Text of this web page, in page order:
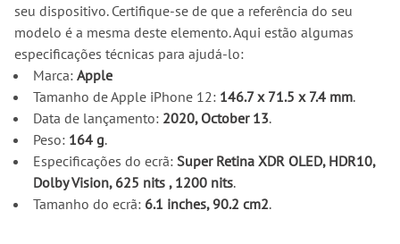
seu dispositivo. Certifique-se de que a referência do seu
modelo é a mesma deste elemento. Aqui estão algumas
especificações técnicas para ajudá-lo:
Marca: Apple
Tamanho de Apple iPhone 12: 146.7 x 71.5 x 7.4 mm.
Data de lançamento: 2020, October 13.
Peso: 164 g.
Especificações do ecrã: Super Retina XDR OLED, HDR10,
Dolby Vision, 625 nits , 1200 nits.
Tamanho do ecrã: 6.1 inches, 90.2 cm2.